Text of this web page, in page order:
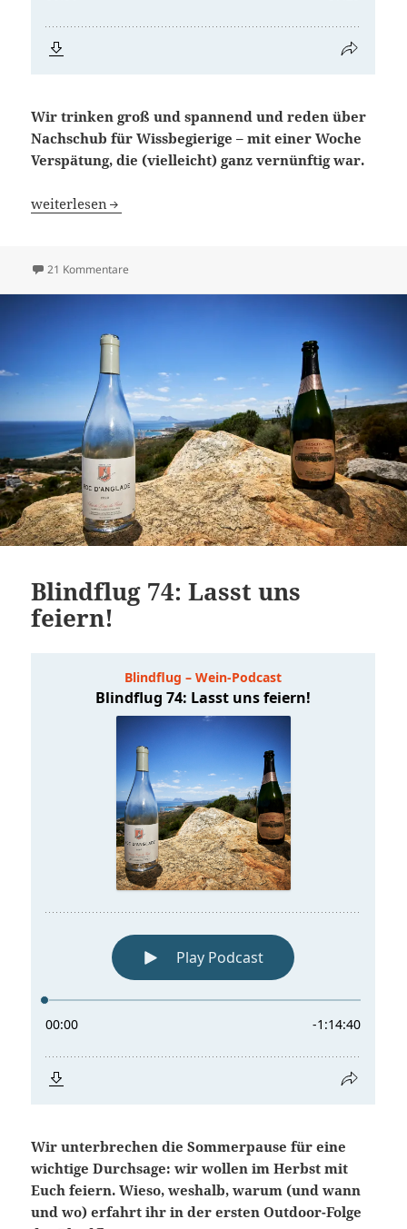
Wir trinken groß und spannend und reden über
Nachschub für Wissbegierige – mit einer Woche
Verspätung, die (vielleicht) ganz vernünftig war.
Blindflug 88: Futter für Neugierige
weiterlesen
21 Kommentare
Blindflug 74: Lasst uns
feiern!
Wir unterbrechen die Sommerpause für eine
wichtige Durchsage: wir wollen im Herbst mit
Euch feiern. Wieso, weshalb, warum (und wann
und wo) erfahrt ihr in der ersten Outdoor-Folge